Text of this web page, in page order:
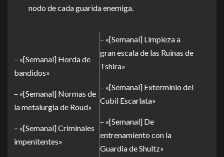
nodo de cada guarida enemiga.
– «[Semanal] Horda de
bandidos»
– «[Semanal] Normas de
la metalurgia de Roud»
– «[Semanal] Criminales
impenitentes»
– «[Semanal] Limpieza a
gran escala de las Ruinas de
Tshira»
– «[Semanal] Exterminio del
Cubil Escarlata»
– «[Semanal] De
entrenamiento con la
Guardia de Shultz»